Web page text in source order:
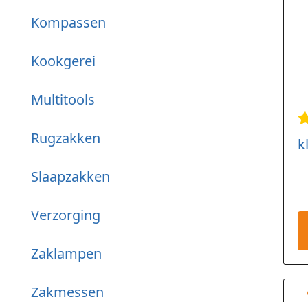
Kompassen
Kookgerei
Multitools
Rugzakken
Slaapzakken
Verzorging
Zaklampen
Zakmessen
1